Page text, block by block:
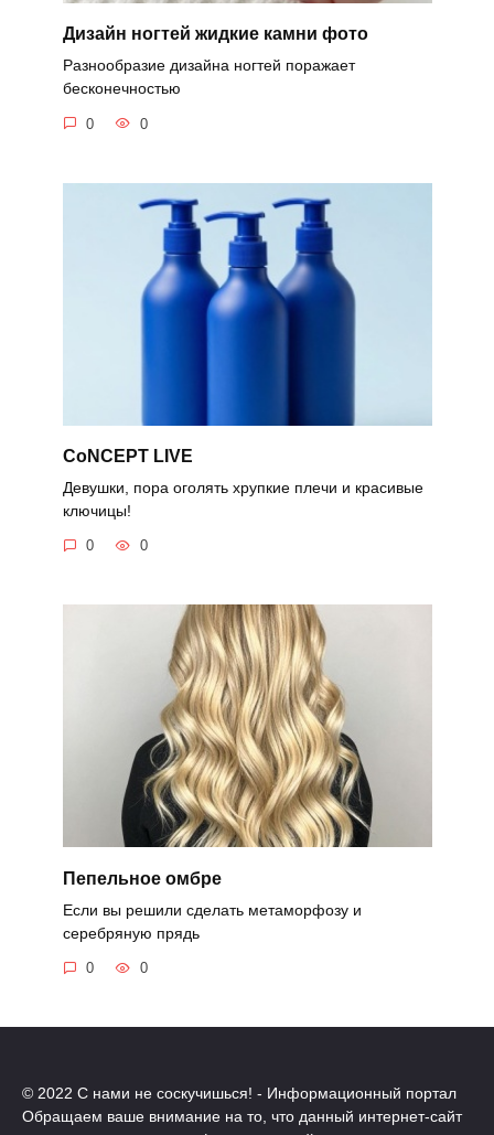
Дизайн ногтей жидкие камни фото
Разнообразие дизайна ногтей поражает
бесконечностью
0 0
CoNCEPT LIVE
Девушки, пора оголять хрупкие плечи и красивые
ключицы!
0 0
Пепельное омбре
Если вы решили сделать метаморфозу и
серебряную прядь
0 0
© 2022 С нами не соскучишься! - Информационный портал
Обращаем ваше внимание на то, что данный интернет-сайт